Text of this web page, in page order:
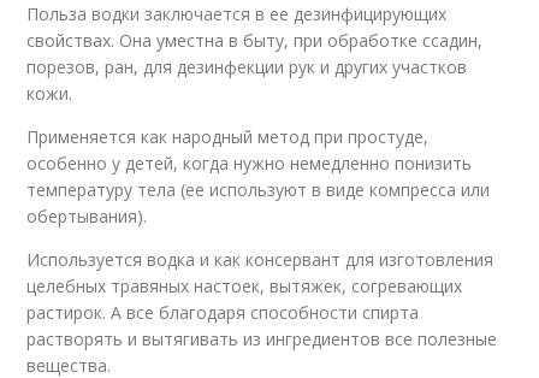
Польза водки заключается в ее дезинфицирующих
свойствах. Она уместна в быту, при обработке ссадин,
порезов, ран, для дезинфекции рук и других участков
кожи.
Применяется как народный метод при простуде,
особенно у детей, когда нужно немедленно понизить
температуру тела (ее используют в виде компресса или
обертывания).
Используется водка и как консервант для изготовления
целебных травяных настоек, вытяжек, согревающих
растирок. А все благодаря способности спирта
растворять и вытягивать из ингредиентов все полезные
вещества.